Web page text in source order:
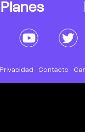
Planes
Privacidad Contacto